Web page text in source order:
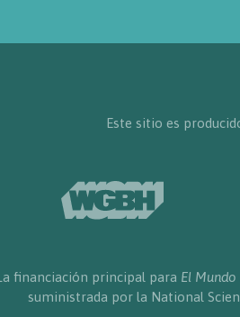
Este sitio es
financiación principal para El
suministrada por la National